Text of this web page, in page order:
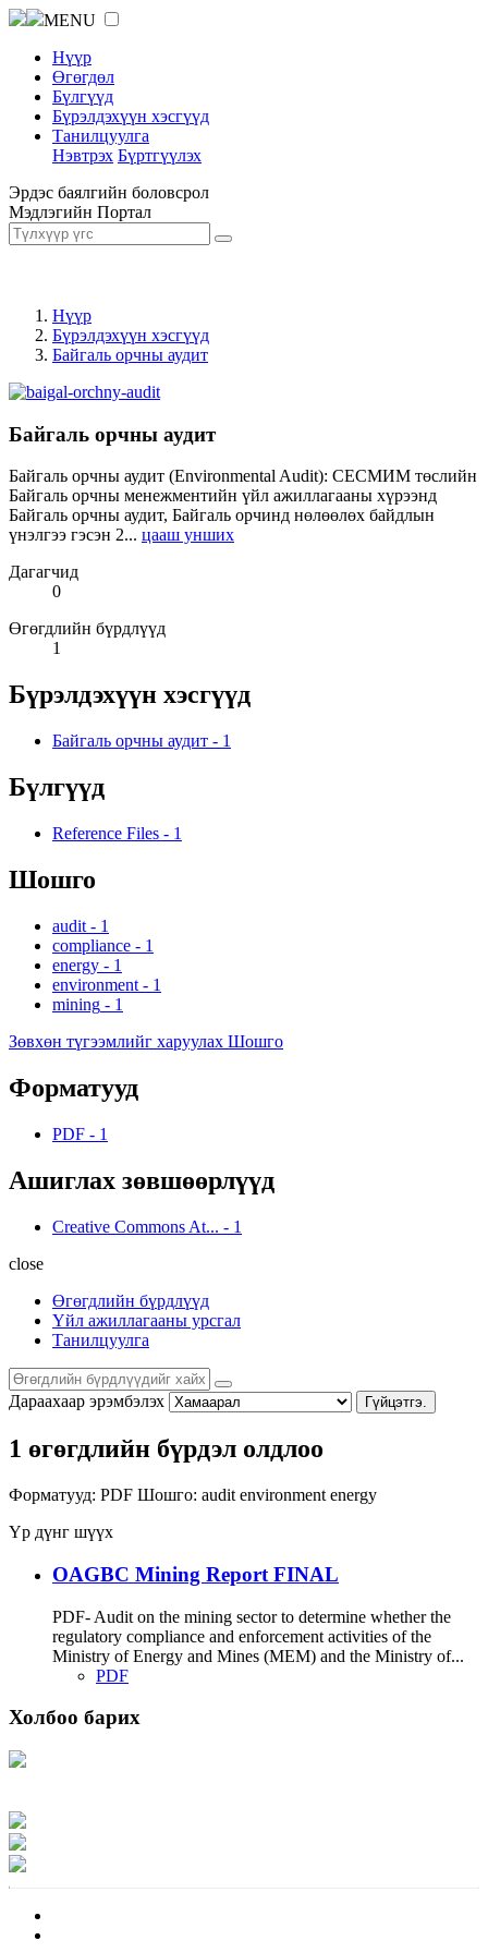
MENU
Нүүр
Өгөгдөл
Бүлгүүд
Бүрэлдэхүүн хэсгүүд
Танилцуулга
Нэвтрэх Бүртгүүлэх
Эрдэс баялгийн боловсрол
Мэдлэгийн Портал
Нүүр
Бүрэлдэхүүн хэсгүүд
Байгаль орчны аудит
Байгаль орчны аудит
Байгаль орчны аудит (Environmental Audit): СЕСМИМ төслийн
Байгаль орчны менежментийн үйл ажиллагааны хүрээнд
Байгаль орчны аудит, Байгаль орчинд нөлөөлөх байдлын
үнэлгээ гэсэн 2... цааш унших
Дагагчид
0
Өгөгдлийн бүрдлүүд
1
Бүрэлдэхүүн хэсгүүд
Байгаль орчны аудит - 1
Бүлгүүд
Reference Files - 1
Шошго
audit - 1
compliance - 1
energy - 1
environment - 1
mining - 1
Зөвхөн түгээмлийг харуулах Шошго
Форматууд
PDF - 1
Ашиглах зөвшөөрлүүд
Creative Commons At... - 1
close
Өгөгдлийн бүрдлүүд
Үйл ажиллагааны урсгал
Танилцуулга
Дараахаар эрэмбэлэх Гүйцэтгэ.
1 өгөгдлийн бүрдэл олдлоо
Форматууд: PDF Шошго: audit environment energy
Үр дүнг шүүх
OAGBC Mining Report FINAL
PDF- Audit on the mining sector to determine whether the
regulatory compliance and enforcement activities of the
Ministry of Energy and Mines (MEM) and the Ministry of...
PDF
Холбоо барих